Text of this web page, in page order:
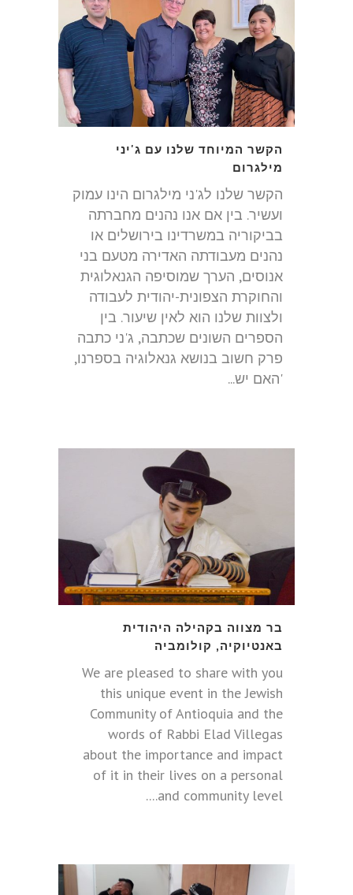
הקשר המיוחד שלנו עם ג'יני
מילגרום
הקשר שלנו לג'ני מילגרום הינו עמוק
ועשיר. בין אם אנו נהנים מחברתה
בביקוריה במשרדינו בירושלים או
נהנים מעבודתה האדירה מטעם בני
אנוסים, הערך שמוסיפה הגנאלוגית
והחוקרת הצפונית-יהודית לעבודה
ולצוות שלנו הוא לאין שיעור. בין
הספרים השונים שכתבה, ג'ני כתבה
פרק חשוב בנושא גנאלוגיה בספרנו,
'האם יש...
בר מצווה בקהילה היהודית
באנטיוקיה, קולומביה
We are pleased to share with you
this unique event in the Jewish
Community of Antioquia and the
words of Rabbi Elad Villegas
about the importance and impact
of it in their lives on a personal
and community level....